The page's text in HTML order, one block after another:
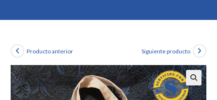
Producto anterior Siguiente producto